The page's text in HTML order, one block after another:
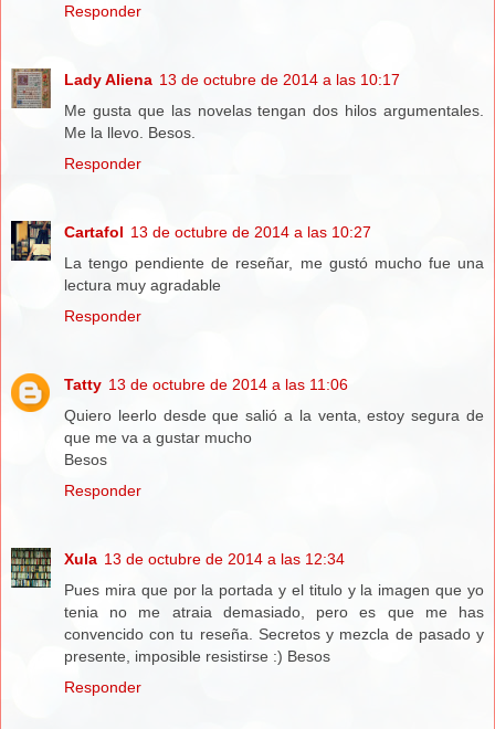
Responder
Lady Aliena 13 de octubre de 2014 a las 10:17
Me gusta que las novelas tengan dos hilos argumentales.
Me la llevo. Besos.
Responder
Cartafol 13 de octubre de 2014 a las 10:27
La tengo pendiente de reseñar, me gustó mucho fue una
lectura muy agradable
Responder
Tatty 13 de octubre de 2014 a las 11:06
Quiero leerlo desde que salió a la venta, estoy segura de
que me va a gustar mucho
Besos
Responder
Xula 13 de octubre de 2014 a las 12:34
Pues mira que por la portada y el titulo y la imagen que yo
tenia no me atraia demasiado, pero es que me has
convencido con tu reseña. Secretos y mezcla de pasado y
presente, imposible resistirse :) Besos
Responder